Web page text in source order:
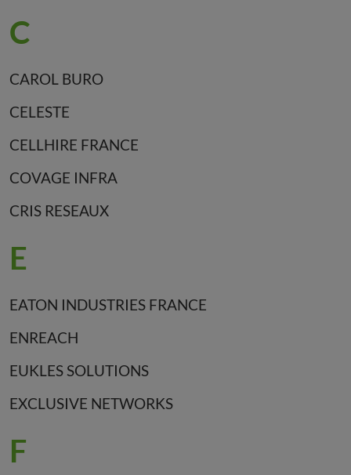
C
CAROL BURO
CELESTE
CELLHIRE FRANCE
COVAGE INFRA
CRIS RESEAUX
E
EATON INDUSTRIES FRANCE
ENREACH
EUKLES SOLUTIONS
EXCLUSIVE NETWORKS
F